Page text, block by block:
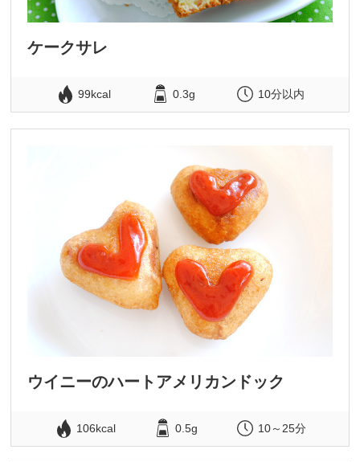
ケークサレ
99kcal 0.3g 10分以内
ウイニーのハートアメリカンドック
106kcal 0.5g 10～25分